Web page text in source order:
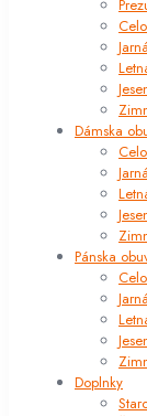
Dámska
Pánska
Doplnky